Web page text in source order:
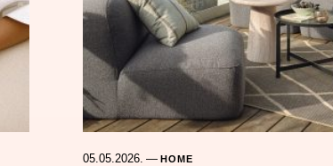
05.05.2026. — HOME